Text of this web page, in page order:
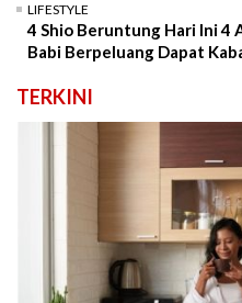
LIFESTYLE
4 Shio Beruntung Hari Ini 4
Babi Berpeluang Dapat
TERKINI